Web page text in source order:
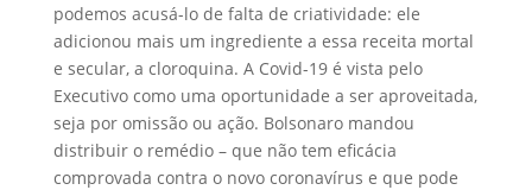
podemos acusá-lo de falta de criatividade: ele
adicionou mais um ingrediente a essa receita mortal
e secular, a cloroquina. A Covid-19 é vista pelo
Executivo como uma oportunidade a ser aproveitada,
seja por omissão ou ação. Bolsonaro mandou
distribuir o remédio – que não tem eficácia
comprovada contra o novo coronavírus e que pode